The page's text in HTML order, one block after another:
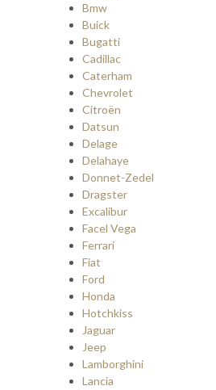
Bmw
Buick
Bugatti
Cadillac
Caterham
Chevrolet
Citroën
Datsun
Delage
Delahaye
Donnet-Zedel
Dragster
Excalibur
Facel Vega
Ferrari
Fiat
Ford
Honda
Hotchkiss
Jaguar
Jeep
Lamborghini
Lancia